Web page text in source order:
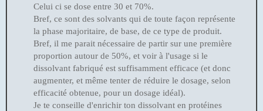
Celui ci se dose entre 30 et 70%.
Bref, ce sont des solvants qui de toute façon représente
la phase majoritaire, de base, de ce type de produit.
Bref, il me parait nécessaire de partir sur une première
proportion autour de 50%, et voir à l'usage si le
dissolvant fabriqué est suffisamment efficace (et donc
augmenter, et même tenter de réduire le dosage, selon
efficacité obtenue, pour un dosage idéal).
Je te conseille d'enrichir ton dissolvant en protéines